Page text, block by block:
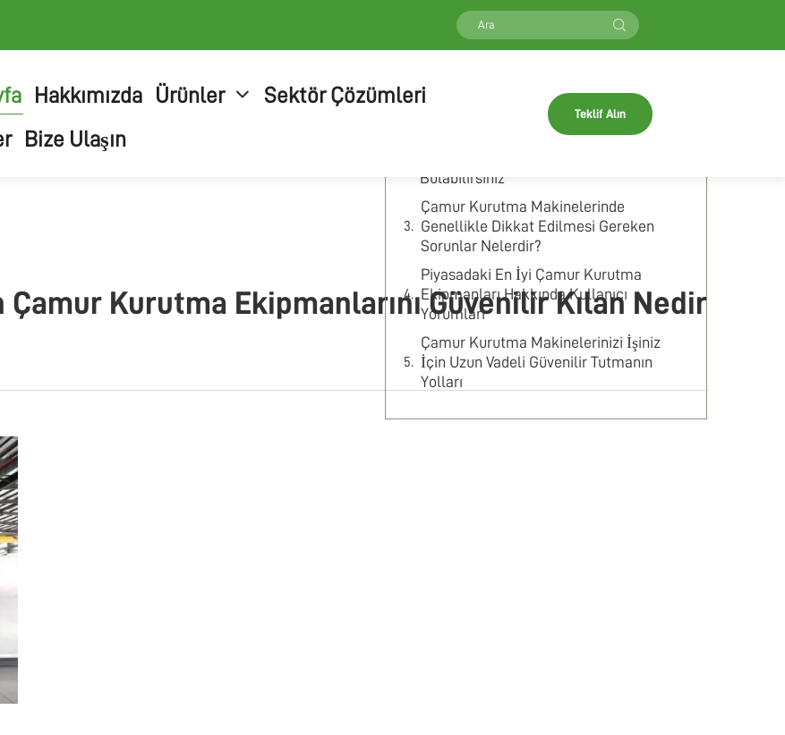
Hakkımızda Ürünler
Sektör Çözümleri
Bize Ulaşın
Teklif Alın
Kurutma Ekipmanlarını Güvenilir Kılan Nedir
İçindekiler
En İyi Sonuçlar İçin İyi Çamur Kurutma
Makineleri Nasıl Seçilir
Şirketiniz İçin En İyi Toptan Satış Çamur
Bulabilirsiniz
Çamur Kurutma Makinelerinde
Genellikle Dikkat Edilmesi Gereken
Sorunlar Nelerdir?
Piyasadaki En İyi Çamur Kurutma
Ekipmanları Hakkında Kullanıcı
Yorumları
Çamur Kurutma Makinelerinizi İşiniz
İçin Uzun Vadeli Güvenilir Tutmanın
Yolları